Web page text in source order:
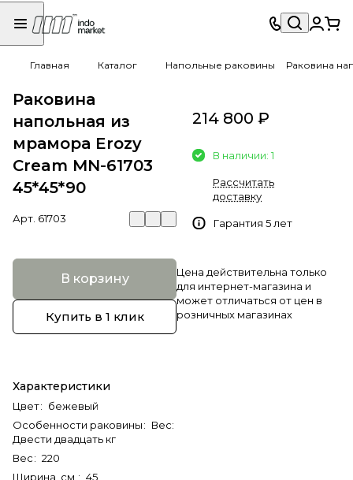
Главная Каталог Напольные раковины Раковина
Раковина
напольная из
мрамора Erozy
Cream MN-61703
45*45*90
Арт. 61703
В корзину
Купить в 1 клик
Характеристики
Цвет: бежевый
Особенности раковины: Вес:
Двести двадцать кг
Вес: 220
Ширина, см. : 45
214 800 ₽
В наличии: 1
Рассчитать
доставку
Гарантия 5 лет
Цена действительна только
для интернет-магазина и
может отличаться от цен в
розничных магазинах